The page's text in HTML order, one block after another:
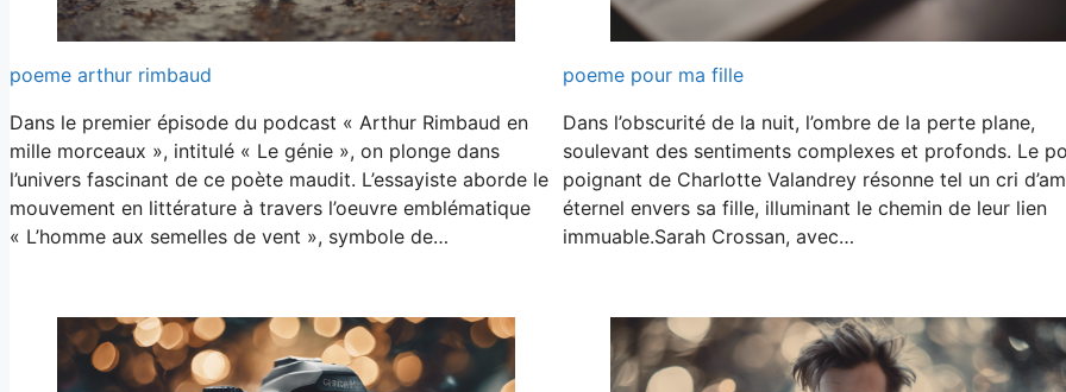
poeme arthur rimbaud
Dans le premier épisode du podcast « Arthur Rimbaud en
mille morceaux », intitulé « Le génie », on plonge dans
l’univers fascinant de ce poète maudit. L’essayiste aborde le
mouvement en littérature à travers l’oeuvre emblématique
« L’homme aux semelles de vent », symbole de…
poeme pour ma fille
Dans l’obscurité de la nuit, l’ombre de la perte plane,
soulevant des sentiments complexes et profonds. Le
poignant de Charlotte Valandrey résonne tel un cri
éternel envers sa fille, illuminant le chemin de leur lien
immuable.Sarah Crossan, avec…